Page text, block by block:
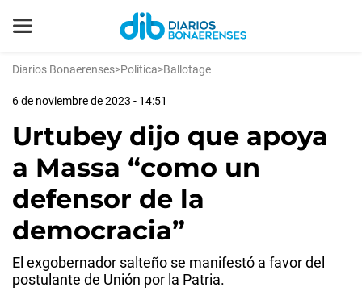
Diarios Bonaerenses>Política>Ballotage
6 de noviembre de 2023 - 14:51
Urtubey dijo que apoya
a Massa “como un
defensor de la
democracia”
El exgobernador salteño se manifestó a favor del
postulante de Unión por la Patria.